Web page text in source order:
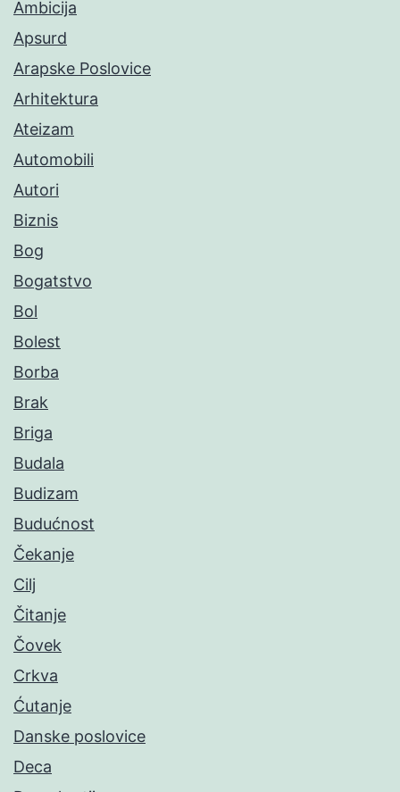
Ambicija
Apsurd
Arapske Poslovice
Arhitektura
Ateizam
Automobili
Autori
Biznis
Bog
Bogatstvo
Bol
Bolest
Borba
Brak
Briga
Budala
Budizam
Budućnost
Čekanje
Cilj
Čitanje
Čovek
Crkva
Ćutanje
Danske poslovice
Deca